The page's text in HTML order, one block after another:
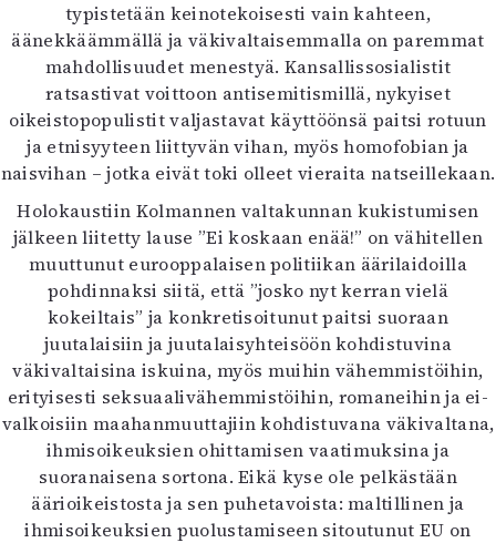
typistetään keinotekoisesti vain kahteen,
äänekkäämmällä ja väkivaltaisemmalla on paremmat
mahdollisuudet menestyä. Kansallissosialistit
ratsastivat voittoon antisemitismillä, nykyiset
oikeistopopulistit valjastavat käyttöönsä paitsi rotuun
ja etnisyyteen liittyvän vihan, myös homofobian ja
naisvihan – jotka eivät toki olleet vieraita natseillekaan.
Holokaustiin Kolmannen valtakunnan kukistumisen
jälkeen liitetty lause ”Ei koskaan enää!” on vähitellen
muuttunut eurooppalaisen politiikan äärilaidoilla
pohdinnaksi siitä, että ”josko nyt kerran vielä
kokeiltais” ja konkretisoitunut paitsi suoraan
juutalaisiin ja juutalaisyhteisöön kohdistuvina
väkivaltaisina iskuina, myös muihin vähemmistöihin,
erityisesti seksuaalivähemmistöihin, romaneihin ja ei-
valkoisiin maahanmuuttajiin kohdistuvana väkivaltana,
ihmisoikeuksien ohittamisen vaatimuksina ja
suoranaisena sortona. Eikä kyse ole pelkästään
äärioikeistosta ja sen puhetavoista: maltillinen ja
ihmisoikeuksien puolustamiseen sitoutunut EU on